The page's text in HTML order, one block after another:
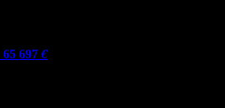
65 697 €